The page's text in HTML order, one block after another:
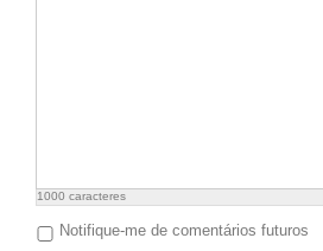
1000 caracteres
Notifique-me de comentários futuros